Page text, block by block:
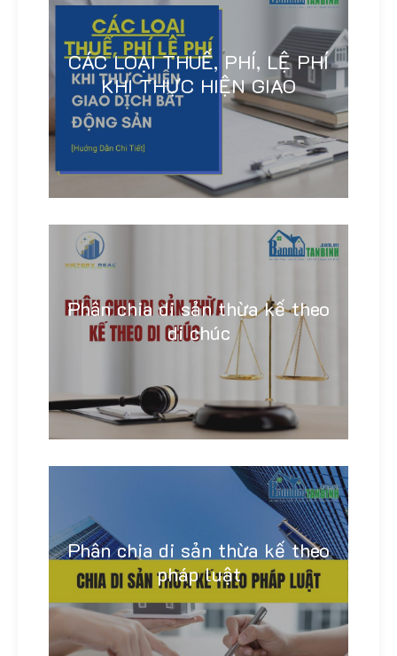
CÁC LOẠI THUẾ, PHÍ, LỆ PHÍ
KHI THỰC HIỆN GIAO
Linh Khánh
Phân chia di sản thừa kế theo
di chúc
Linh Khánh
Phân chia di sản thừa kế theo
pháp luật
Linh Khánh